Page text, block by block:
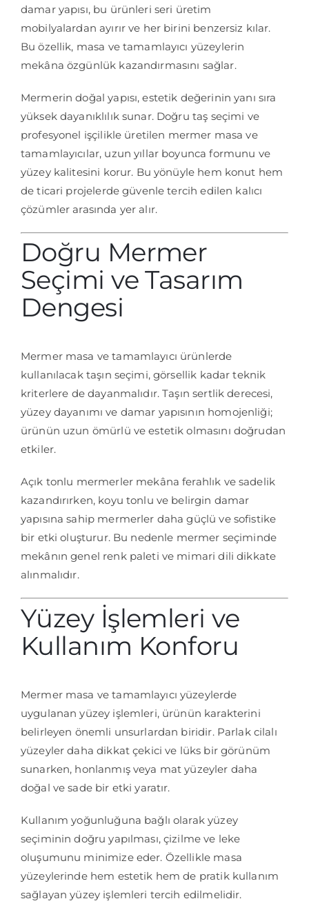
damar yapısı, bu ürünleri seri üretim
mobilyalardan ayırır ve her birini benzersiz kılar.
Bu özellik, masa ve tamamlayıcı yüzeylerin
mekâna özgünlük kazandırmasını sağlar.
Mermerin doğal yapısı, estetik değerinin yanı sıra
yüksek dayanıklılık sunar. Doğru taş seçimi ve
profesyonel işçilikle üretilen mermer masa ve
tamamlayıcılar, uzun yıllar boyunca formunu ve
yüzey kalitesini korur. Bu yönüyle hem konut hem
de ticari projelerde güvenle tercih edilen kalıcı
çözümler arasında yer alır.
Doğru Mermer
Seçimi ve Tasarım
Dengesi
Mermer masa ve tamamlayıcı ürünlerde
kullanılacak taşın seçimi, görsellik kadar teknik
kriterlere de dayanmalıdır. Taşın sertlik derecesi,
yüzey dayanımı ve damar yapısının homojenliği;
ürünün uzun ömürlü ve estetik olmasını doğrudan
etkiler.
Açık tonlu mermerler mekâna ferahlık ve sadelik
kazandırırken, koyu tonlu ve belirgin damar
yapısına sahip mermerler daha güçlü ve sofistike
bir etki oluşturur. Bu nedenle mermer seçiminde
mekânın genel renk paleti ve mimari dili dikkate
alınmalıdır.
Yüzey İşlemleri ve
Kullanım Konforu
Mermer masa ve tamamlayıcı yüzeylerde
uygulanan yüzey işlemleri, ürünün karakterini
belirleyen önemli unsurlardan biridir. Parlak cilalı
yüzeyler daha dikkat çekici ve lüks bir görünüm
sunarken, honlanmış veya mat yüzeyler daha
doğal ve sade bir etki yaratır.
Kullanım yoğunluğuna bağlı olarak yüzey
seçiminin doğru yapılması, çizilme ve leke
oluşumunu minimize eder. Özellikle masa
yüzeylerinde hem estetik hem de pratik kullanım
sağlayan yüzey işlemleri tercih edilmelidir.